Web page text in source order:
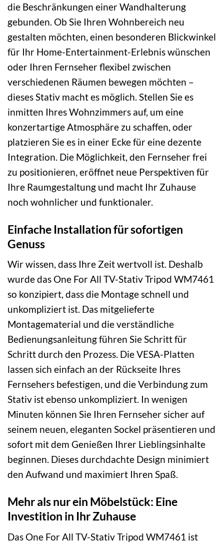
die Beschränkungen einer Wandhalterung
gebunden. Ob Sie Ihren Wohnbereich neu
gestalten möchten, einen besonderen Blickwinkel
für Ihr Home-Entertainment-Erlebnis wünschen
oder Ihren Fernseher flexibel zwischen
verschiedenen Räumen bewegen möchten –
dieses Stativ macht es möglich. Stellen Sie es
inmitten Ihres Wohnzimmers auf, um eine
konzertartige Atmosphäre zu schaffen, oder
platzieren Sie es in einer Ecke für eine dezente
Integration. Die Möglichkeit, den Fernseher frei
zu positionieren, eröffnet neue Perspektiven für
Ihre Raumgestaltung und macht Ihr Zuhause
noch wohnlicher und funktionaler.
Einfache Installation für sofortigen
Genuss
Wir wissen, dass Ihre Zeit wertvoll ist. Deshalb
wurde das One For All TV-Stativ Tripod WM7461
so konzipiert, dass die Montage schnell und
unkompliziert ist. Das mitgelieferte
Montagematerial und die verständliche
Bedienungsanleitung führen Sie Schritt für
Schritt durch den Prozess. Die VESA-Platten
lassen sich einfach an der Rückseite Ihres
Fernsehers befestigen, und die Verbindung zum
Stativ ist ebenso unkompliziert. In wenigen
Minuten können Sie Ihren Fernseher sicher auf
seinem neuen, eleganten Sockel präsentieren und
sofort mit dem Genießen Ihrer Lieblingsinhalte
beginnen. Dieses durchdachte Design minimiert
den Aufwand und maximiert Ihren Spaß.
Mehr als nur ein Möbelstück: Eine
Investition in Ihr Zuhause
Das One For All TV-Stativ Tripod WM7461 ist